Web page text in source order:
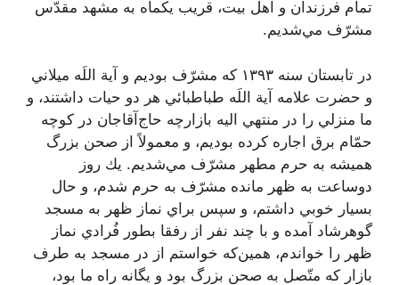
تمام فرزندان و اهل بيت، قريب يكماه به مشهد مقدّس
مشرّف مي‌شديم.
در تابستان سنه ١٣٩٣ كه مشرّف بوديم و آية اللَه ميلاني
و حضرت علامه آية اللَه طباطبائي هر دو حيات داشتند، و
ما منزلي را در منتهي اليه بازارچه حاج‌آقا‌جان در كوچه
حمّام برق اجاره كرده بوديم، و معمولاً از صحن بزرگ
هميشه به حرم مطهر مشرّف مي‌شديم. يك روز
دوساعت به ظهر مانده مشرّف به حرم شدم، و حال
بسيار خوبي داشتم، و سپس براي نماز ظهر به مسجد
گوهرشاد آمده و با چند نفر از رفقا بطور فُرادي نماز
ظهر را خواندم، همين‌كه خواستم از در مسجد به طرف
بازار كه متّصل به صحن بزرگ بود و يگانه راه ما بود،